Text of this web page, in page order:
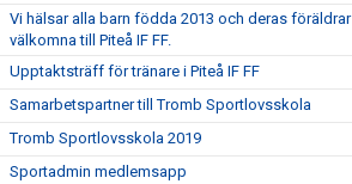
Vi hälsar alla barn födda 2013 och deras föräldrar
välkomna till Piteå IF FF.
Upptaktsträff för tränare i Piteå IF FF
Samarbetspartner till Tromb Sportlovsskola
Tromb Sportlovsskola 2019
Sportadmin medlemsapp